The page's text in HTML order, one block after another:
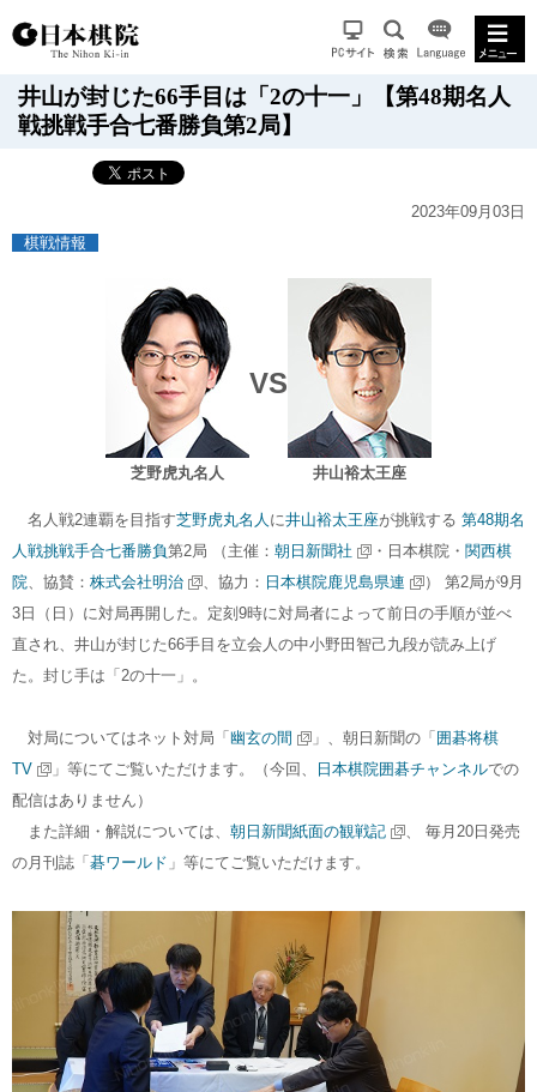
井山が封じた66手目は「2の十一」【第48期名人
戦挑戦手合七番勝負第2局】
2023年09月03日
棋戦情報
芝野虎丸名人
VS
井山裕太王座
名人戦2連覇を目指す芝野虎丸名人 に井山裕太王座が挑戦する 第48期名
人戦挑戦手合七番勝負第2局 （主催： 朝日新聞社 ・日本棋院・ 関西棋
院 、協賛： 株式会社明治 協力： 日本棋院鹿児島県連
） 第2局が9月
3日（日） に対局再開した。定刻9時に対局者によって前日の手順が並べ
直され、井山が封じた66手目を立会人の中小野田智己九段が読み上げ
た。封じ手は「2の十一」。
対局についてはネット対局「幽玄の間 」、朝日新聞の「囲碁将棋
TV
」等にてご覧いただけます。（今回、 日本棋院囲碁チャンネルでの
配信はありません）
また詳細・解説については、 朝日新聞紙面の観戦記
毎月20日発売
の月刊誌「碁ワールド 」等にてご覧いただけます。